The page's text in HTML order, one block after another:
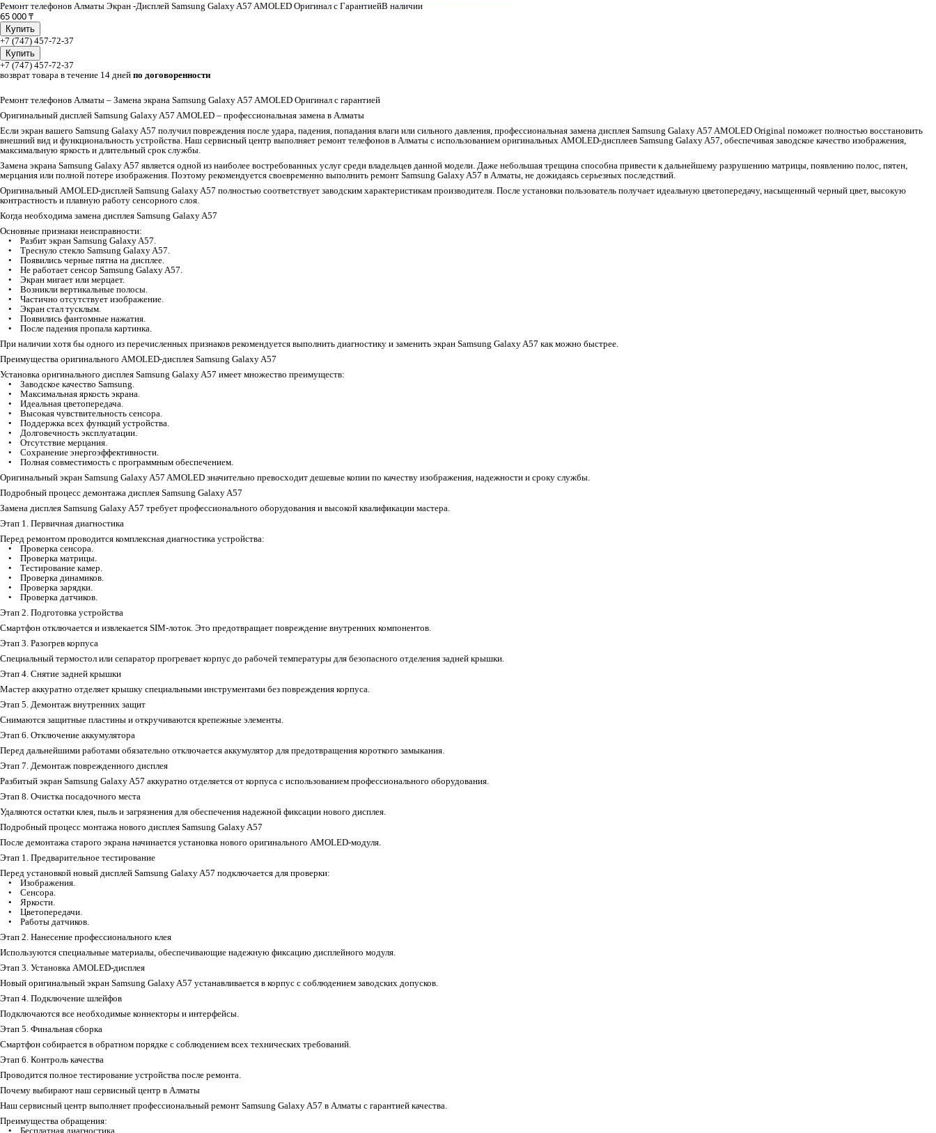
Ремонт телефонов Алматы Экран -Дисплей Samsung Galaxy A57 AMOLED Оригинал c ГарантиейВ наличии
65 000 ₸
Купить
+7 (747) 457-72-37
Купить
+7 (747) 457-72-37
возврат товара в течение 14 дней по договоренности
Ремонт телефонов Алматы – Замена экрана Samsung Galaxy A57 AMOLED Оригинал с гарантией
Оригинальный дисплей Samsung Galaxy A57 AMOLED – профессиональная замена в Алматы
Если экран вашего Samsung Galaxy A57 получил повреждения после удара, падения, попадания влаги или сильного давления, профессиональная замена дисплея Samsung Galaxy A57 AMOLED Original поможет полностью восстановить
внешний вид и функциональность устройства. Наш сервисный центр выполняет ремонт телефонов в Алматы с использованием оригинальных AMOLED-дисплеев Samsung Galaxy A57, обеспечивая заводское качество изображения,
максимальную яркость и длительный срок службы.
Замена экрана Samsung Galaxy A57 является одной из наиболее востребованных услуг среди владельцев данной модели. Даже небольшая трещина способна привести к дальнейшему разрушению матрицы, появлению полос, пятен,
мерцания или полной потере изображения. Поэтому рекомендуется своевременно выполнить ремонт Samsung Galaxy A57 в Алматы, не дожидаясь серьезных последствий.
Оригинальный AMOLED-дисплей Samsung Galaxy A57 полностью соответствует заводским характеристикам производителя. После установки пользователь получает идеальную цветопередачу, насыщенный черный цвет, высокую
контрастность и плавную работу сенсорного слоя.
Когда необходима замена дисплея Samsung Galaxy A57
Основные признаки неисправности:
• Разбит экран Samsung Galaxy A57.
• Треснуло стекло Samsung Galaxy A57.
• Появились черные пятна на дисплее.
• Не работает сенсор Samsung Galaxy A57.
• Экран мигает или мерцает.
• Возникли вертикальные полосы.
• Частично отсутствует изображение.
• Экран стал тусклым.
• Появились фантомные нажатия.
• После падения пропала картинка.
При наличии хотя бы одного из перечисленных признаков рекомендуется выполнить диагностику и заменить экран Samsung Galaxy A57 как можно быстрее.
Преимущества оригинального AMOLED-дисплея Samsung Galaxy A57
Установка оригинального дисплея Samsung Galaxy A57 имеет множество преимуществ:
• Заводское качество Samsung.
• Максимальная яркость экрана.
• Идеальная цветопередача.
• Высокая чувствительность сенсора.
• Поддержка всех функций устройства.
• Долговечность эксплуатации.
• Отсутствие мерцания.
• Сохранение энергоэффективности.
• Полная совместимость с программным обеспечением.
Оригинальный экран Samsung Galaxy A57 AMOLED значительно превосходит дешевые копии по качеству изображения, надежности и сроку службы.
Подробный процесс демонтажа дисплея Samsung Galaxy A57
Замена дисплея Samsung Galaxy A57 требует профессионального оборудования и высокой квалификации мастера.
Этап 1. Первичная диагностика
Перед ремонтом проводится комплексная диагностика устройства:
• Проверка сенсора.
• Проверка матрицы.
• Тестирование камер.
• Проверка динамиков.
• Проверка зарядки.
• Проверка датчиков.
Этап 2. Подготовка устройства
Смартфон отключается и извлекается SIM-лоток. Это предотвращает повреждение внутренних компонентов.
Этап 3. Разогрев корпуса
Специальный термостол или сепаратор прогревает корпус до рабочей температуры для безопасного отделения задней крышки.
Этап 4. Снятие задней крышки
Мастер аккуратно отделяет крышку специальными инструментами без повреждения корпуса.
Этап 5. Демонтаж внутренних защит
Снимаются защитные пластины и откручиваются крепежные элементы.
Этап 6. Отключение аккумулятора
Перед дальнейшими работами обязательно отключается аккумулятор для предотвращения короткого замыкания.
Этап 7. Демонтаж поврежденного дисплея
Разбитый экран Samsung Galaxy A57 аккуратно отделяется от корпуса с использованием профессионального оборудования.
Этап 8. Очистка посадочного места
Удаляются остатки клея, пыль и загрязнения для обеспечения надежной фиксации нового дисплея.
Подробный процесс монтажа нового дисплея Samsung Galaxy A57
После демонтажа старого экрана начинается установка нового оригинального AMOLED-модуля.
Этап 1. Предварительное тестирование
Перед установкой новый дисплей Samsung Galaxy A57 подключается для проверки:
• Изображения.
• Сенсора.
• Яркости.
• Цветопередачи.
• Работы датчиков.
Этап 2. Нанесение профессионального клея
Используются специальные материалы, обеспечивающие надежную фиксацию дисплейного модуля.
Этап 3. Установка AMOLED-дисплея
Новый оригинальный экран Samsung Galaxy A57 устанавливается в корпус с соблюдением заводских допусков.
Этап 4. Подключение шлейфов
Подключаются все необходимые коннекторы и интерфейсы.
Этап 5. Финальная сборка
Смартфон собирается в обратном порядке с соблюдением всех технических требований.
Этап 6. Контроль качества
Проводится полное тестирование устройства после ремонта.
Почему выбирают наш сервисный центр в Алматы
Наш сервисный центр выполняет профессиональный ремонт Samsung Galaxy A57 в Алматы с гарантией качества.
Преимущества обращения:
• Бесплатная диагностика.